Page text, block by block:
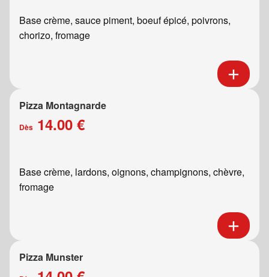
Base crème, sauce piment, boeuf épicé, poivrons,
chorizo, fromage
Pizza Montagnarde
Dès 14.00 €
Base crème, lardons, oignons, champignons, chèvre,
fromage
Pizza Munster